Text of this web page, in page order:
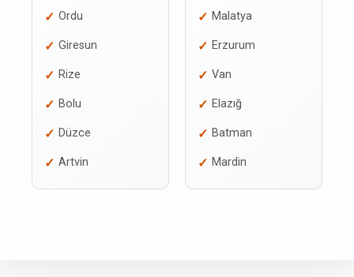
Ordu
Giresun
Rize
Bolu
Düzce
Artvin
Malatya
Erzurum
Van
Elazığ
Batman
Mardin